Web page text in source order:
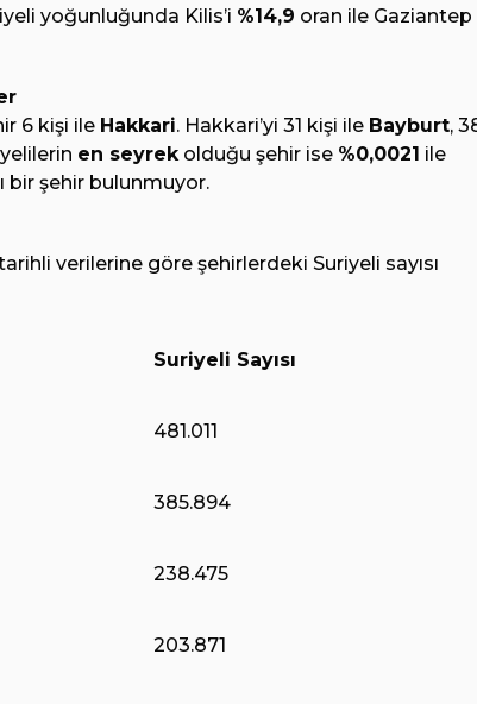
yoğunluğunda Kilis’i %14,9 oran ile Gaziantep
6 kişi ile Hakkari. Hakkari’yi 31 kişi ile Bayburt,
en seyrekolduğu şehir ise %0,0021 ile
bir şehir bulunmuyor.
verilerine göre şehirlerdeki Suriyeli sayısı
Suriyeli Sayısı
481.011
385.894
238.475
203.871